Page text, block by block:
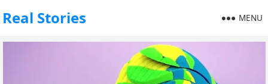
Real Stories MENU